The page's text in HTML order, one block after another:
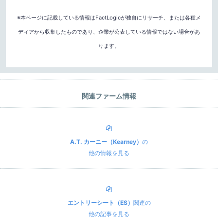
※本ページに記載している情報はFactLogicが独自にリサーチ、または各種メ
ディアから収集したものであり、企業が公表している情報ではない場合があ
ります。
関連ファーム情報
A.T. カーニー（Kearney） の
他の情報を見る
エントリーシート（ES） 関連の
他の記事を見る